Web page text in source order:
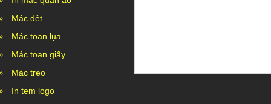
Mác dệt
Mác toan lụa
Mác toan giấy
Mác treo
In tem logo